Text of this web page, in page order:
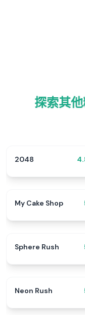
探索其
2048
My Cake Shop
Sphere Rush
Neon Rush